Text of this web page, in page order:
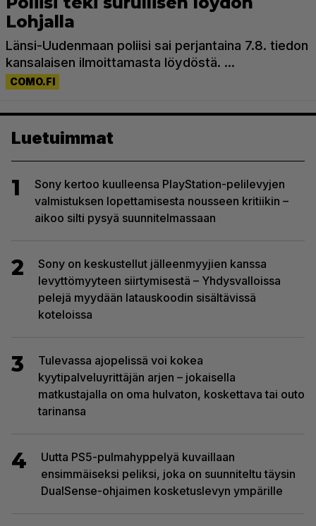
Luetuimmat
1
Sony kertoo kuulleensa PlayStation-pelilevyjen
valmistuksen lopettamisesta nousseen kritiikin –
aikoo silti pysyä suunnitelmassaan
2
Sony on keskustellut jälleenmyyjien kanssa
levyttömyyteen siirtymisestä – Yhdysvalloissa
pelejä myydään latauskoodin sisältävissä
koteloissa
3
Tulevassa ajopelissä voi kokea
kyytipalveluyrittäjän arjen – jokaisella
matkustajalla on oma hulvaton, koskettava tai outo
tarinansa
4
Uutta PS5-pulmahyppelyä kuvaillaan
ensimmäiseksi peliksi, joka on suunniteltu täysin
DualSense-ohjaimen kosketuslevyn ympärille